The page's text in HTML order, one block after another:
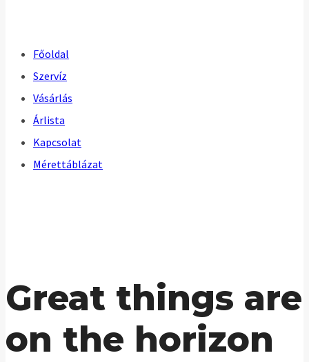
Főoldal
Szervíz
Vásárlás
Árlista
Kapcsolat
Mérettáblázat
Great things are
on the horizon